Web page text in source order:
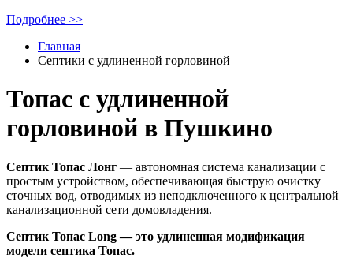
Подробнее >>
Главная
Cептики с удлиненной горловиной
Топас с удлиненной
горловиной в Пушкино
Септик Топас Лонг — автономная система канализации c
простым устройством, обеспечивающая быструю очистку
сточных вод, отводимых из неподключенного к центральной
канализационной сети домовладения.
Септик Топас Long — это удлиненная модификация
модели септика Топас.